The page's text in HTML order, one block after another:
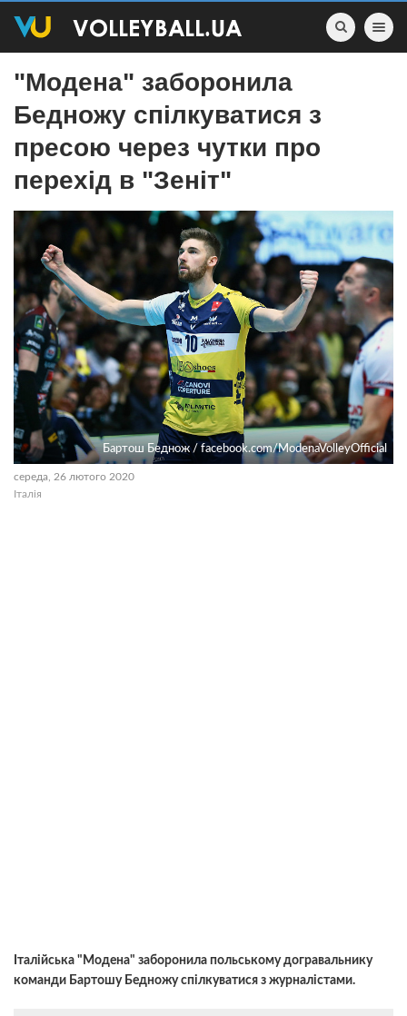
Toggle
"Модена" заборонила
Бедножу спілкуватися з
пресою через чутки про
перехід в "Зеніт"
Бартош Беднож / facebook.com/ModenaVolleyOfficial
середа, 26 лютого 2020
Італія
Італійська "Модена" заборонила польському догравальнику
команди Бартошу Бедножу спілкуватися з журналістами.